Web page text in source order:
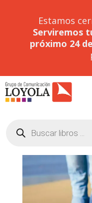
Estamos
Serviremos
próximo 24
productos